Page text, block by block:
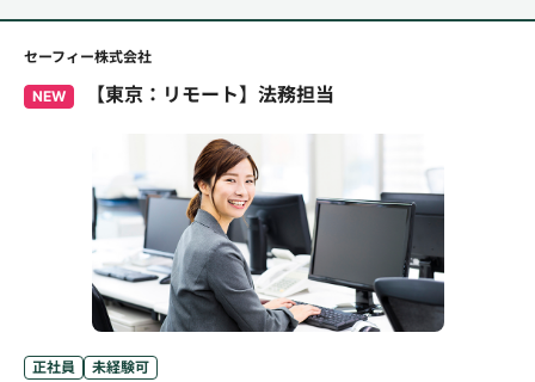
セーフィー株式会社
NEW 【東京：リモート】法務担当
正社員 未経験可